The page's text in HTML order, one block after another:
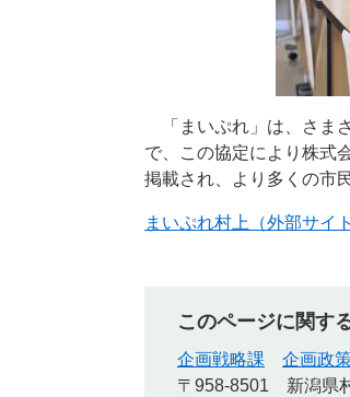
「まいぷれ」は、さま
で、この協定により株式
掲載され、より多くの市
まいぷれ村上（外部サイト
このページに関す
企画戦略課
企画政
〒958-8501
新潟県